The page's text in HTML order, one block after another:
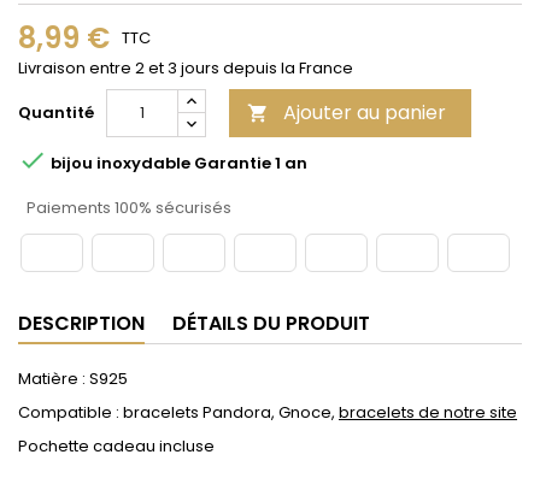
8,99 € TTC
Livraison entre 2 et 3 jours depuis la France
Quantité
 Ajouter au panier
 bijou inoxydable Garantie 1 an
Paiements 100% sécurisés
DESCRIPTION DÉTAILS DU PRODUIT
Matière : S925
Compatible : bracelets Pandora, Gnoce, bracelets de notre site
Pochette cadeau incluse